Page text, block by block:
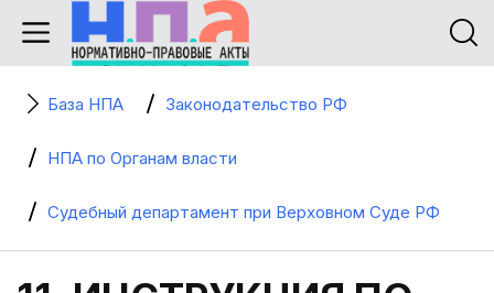
База НПА Законодательство РФ
НПА по Органам власти
Судебный департамент при Верховном Суде РФ